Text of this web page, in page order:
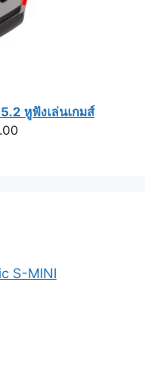
หูฟังเล่นเกมส์
Current
S-MINI